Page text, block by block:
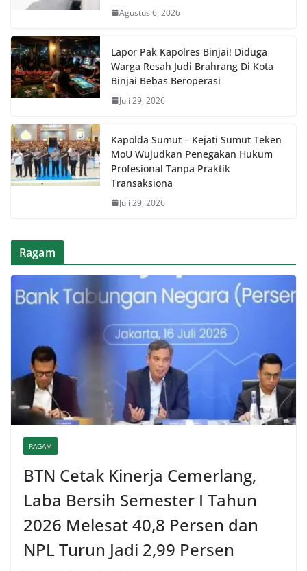
Agustus 6, 2026
Lapor Pak Kapolres Binjai! Diduga
Warga Resah Judi Brahrang Di Kota
Binjai Bebas Beroperasi
Juli 29, 2026
Kapolda Sumut – Kejati Sumut Teken
MoU Wujudkan Penegakan Hukum
Profesional Tanpa Praktik
Transaksiona
Juli 29, 2026
Ragam
RAGAM
BTN Cetak Kinerja Cemerlang,
Laba Bersih Semester I Tahun
2026 Melesat 40,8 Persen dan
NPL Turun Jadi 2,99 Persen